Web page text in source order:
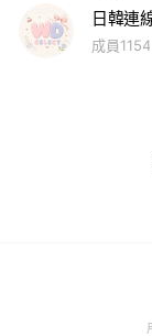
日韓
成員1154